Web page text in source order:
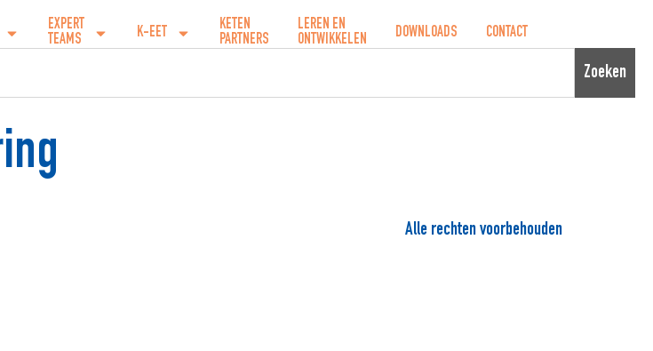
EXPERT
TEAMS
K-EET
KETEN
PARTNERS
LEREN EN
ONTWIKKELEN
DOWNLOADS CONTACT
Zoeken
Alle rechten voorbehouden